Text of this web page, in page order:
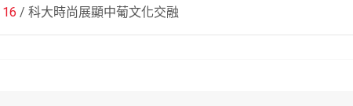
16 科大時尚展顯中葡文化交融